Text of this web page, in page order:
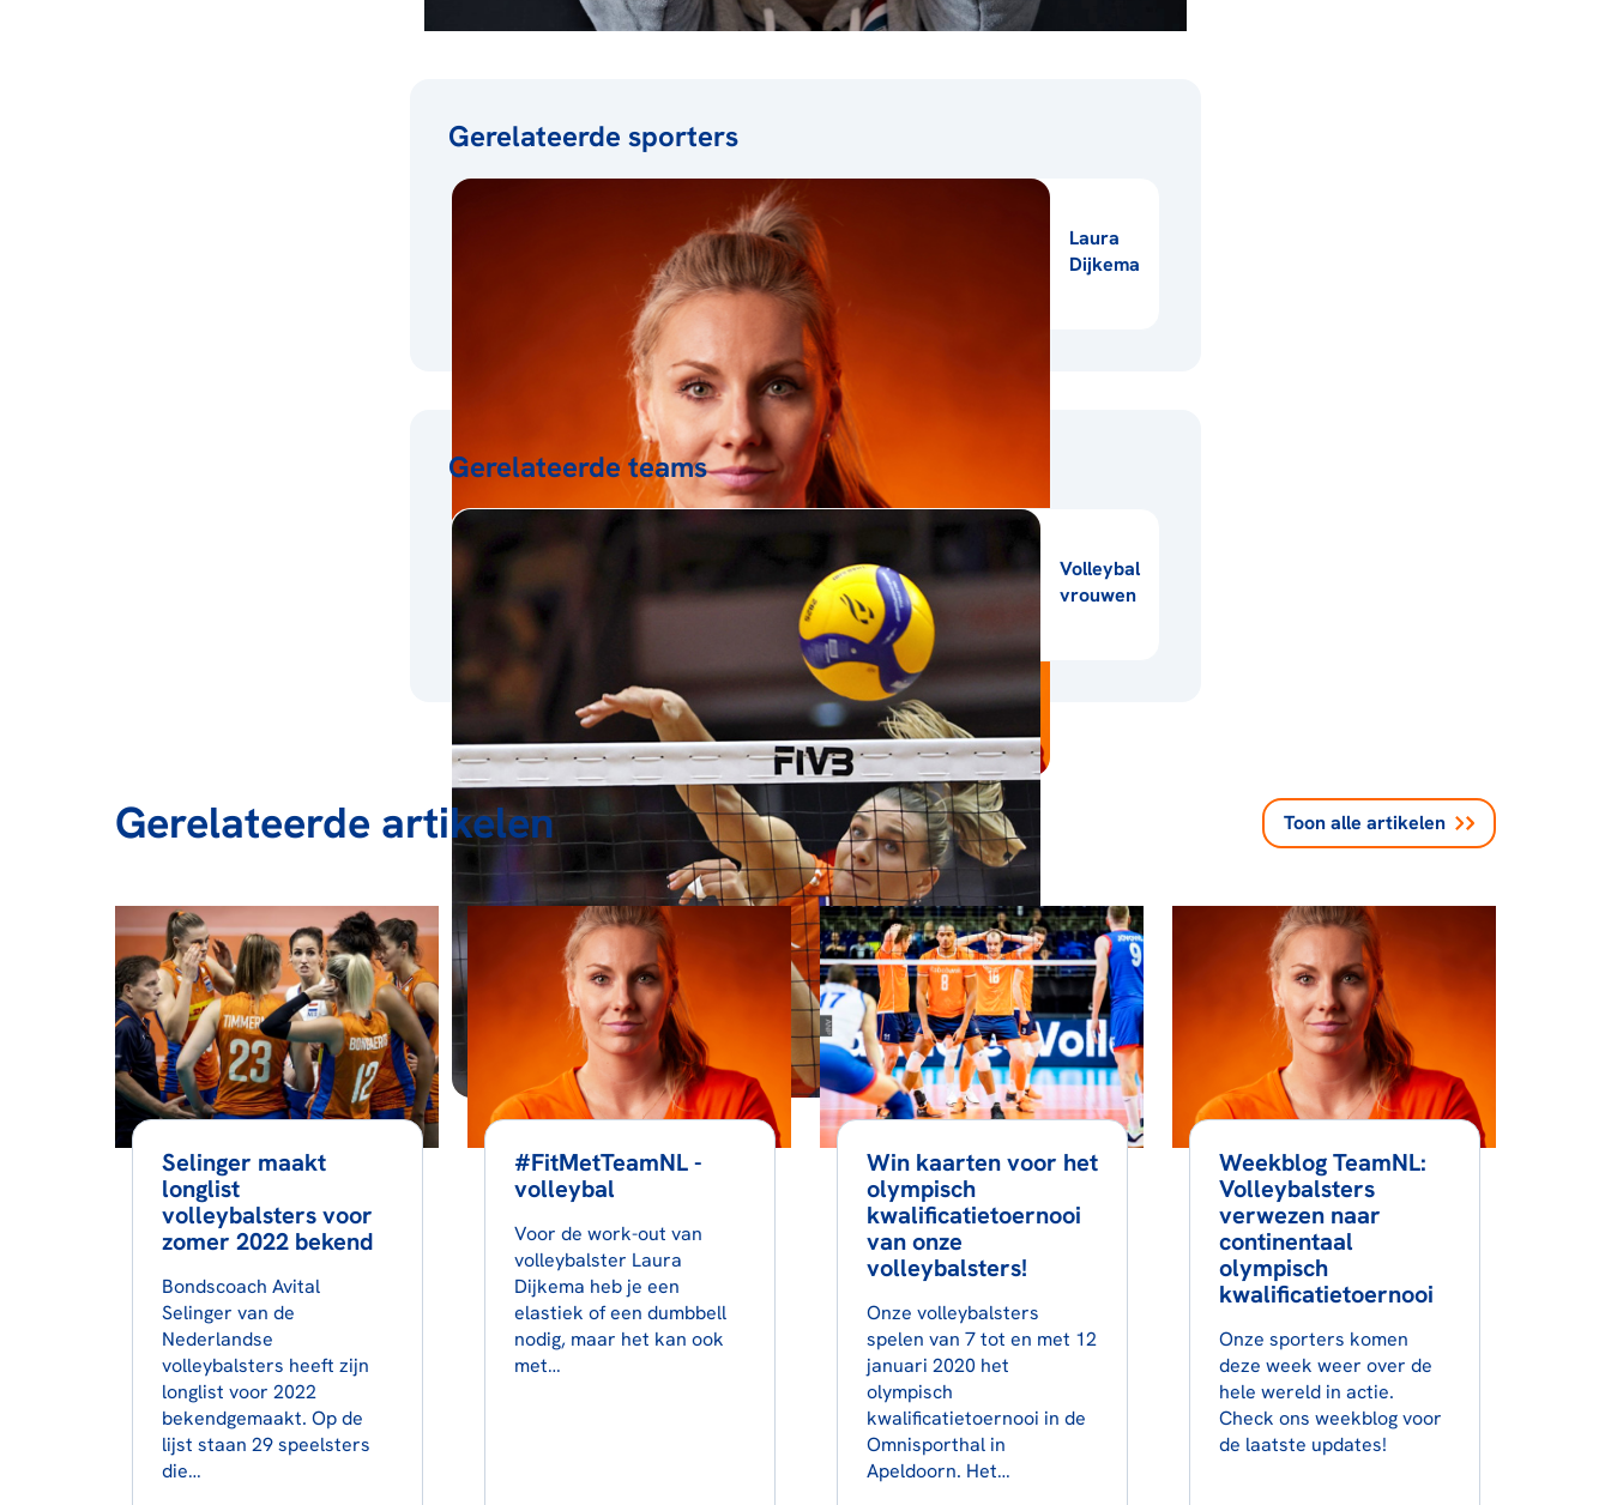
Gerelateerde sporters
Laura
Dijkema
Gerelateerde teams
Volleybal
vrouwen
Gerelateerde artikelen Toon alle artikelen
Selinger maakt
longlist
volleybalsters voor
zomer 2022 bekend
Bondscoach Avital
Selinger van de
Nederlandse
volleybalsters heeft zijn
longlist voor 2022
bekendgemaakt. Op de
lijst staan 29 speelsters
die…
#FitMetTeamNL -
volleybal
Voor de work-out van
volleybalster Laura
Dijkema heb je een
elastiek of een dumbbell
nodig, maar het kan ook
met…
Win kaarten voor het
olympisch
kwalificatietoernooi
van onze
volleybalsters!
Onze volleybalsters
spelen van 7 tot en met 12
januari 2020 het
olympisch
kwalificatietoernooi in de
Omnisporthal in
Apeldoorn. Het…
Weekblog TeamNL:
Volleybalsters
verwezen naar
continentaal
olympisch
kwalificatietoernooi
Onze sporters komen
deze week weer over de
hele wereld in actie.
Check ons weekblog voor
de laatste updates!